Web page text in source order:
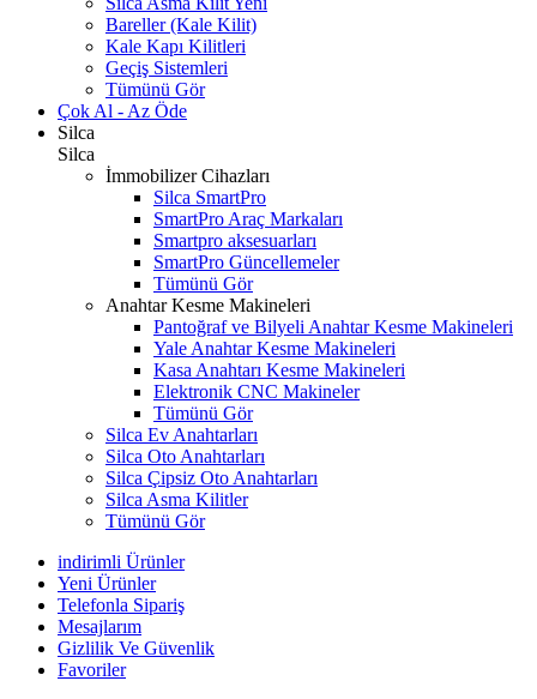
Bareller (Kale Kilit)
Kale Kapı Kilitleri
Geçiş Sistemleri
Tümünü Gör
Çok Al - Az Öde
Silca
Silca
İmmobilizer Cihazları
Silca SmartPro
SmartPro Araç Markaları
Smartpro aksesuarları
SmartPro Güncellemeler
Tümünü Gör
Anahtar Kesme Makineleri
Pantoğraf ve Bilyeli Anahtar Kesme Makineleri
Yale Anahtar Kesme Makineleri
Kasa Anahtarı Kesme Makineleri
Elektronik CNC Makineler
Tümünü Gör
Silca Ev Anahtarları
Silca Oto Anahtarları
Silca Çipsiz Oto Anahtarları
Silca Asma Kilitler
Tümünü Gör
indirimli Ürünler
Yeni Ürünler
Telefonla Sipariş
Mesajlarım
Gizlilik Ve Güvenlik
Favoriler